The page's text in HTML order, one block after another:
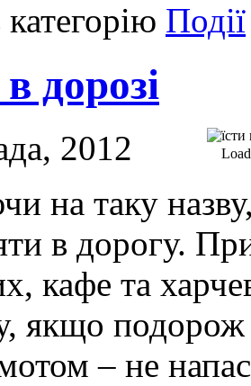
Події
дорозі
2012
на таку
в дорогу. При
кафе та
якщо
– не